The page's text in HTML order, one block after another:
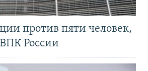
против пяти человек,
России